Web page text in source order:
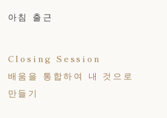
아침 출근
Closing Session
배움을 통합하여 내 것으로
만들기